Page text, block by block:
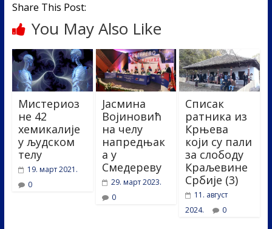
Share This Post:
You May Also Like
Мистериоз
не 42
хемикалије
у људском
телу
19. март 2021.
0
Јасмина
Војиновић
на челу
напредњак
а у
Смедереву
29. март 2023.
0
Списак
ратника из
Крњева
који су пали
за слободу
Краљевине
Србије (3)
11. август
2024.
0